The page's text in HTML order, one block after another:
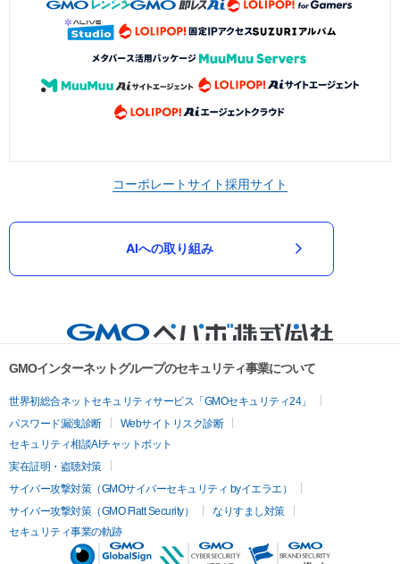
コーポレートサイト採用サイト
AIへの取り組み
GMOインターネットグループのセキュリティ事業について
世界初総合ネットセキュリティサービス「GMOセキュリティ24」
パスワード漏洩診断
Webサイトリスク診断
セキュリティ相談AIチャットボット
実在証明・盗聴対策
サイバー攻撃対策（GMOサイバーセキュリティ byイエラエ）
サイバー攻撃対策（GMO Flatt Security）
なりすまし対策
セキュリティ事業の軌跡